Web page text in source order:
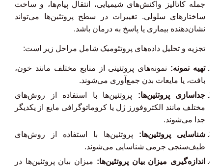
جمله کاتالیز واکنش‌های شیمیایی، انتقال پیام‌ها، و ساخت
ساختارهای سلولی. تغییرات در سطح پروتئین‌ها می‌تواند
نشان‌دهنده بیماری یا پاسخ به درمان باشد.
تجزیه و تحلیل داده‌های پروتئومیک شامل مراحل زیر است:
تهیه نمونه: نمونه‌های پروتئینی از منابع مختلف مانند خون،
بافت، یا مایعات بدن جمع‌آوری می‌شوند.
جداسازی پروتئین‌ها: پروتئین‌ها با استفاده از روش‌های
مختلف مانند الکتروفورز ژل یا کروماتوگرافی مایع از یکدیگر
جدا می‌شوند.
شناسایی پروتئین‌ها: پروتئین‌ها با استفاده از روش‌های
طیف‌سنجی جرمی شناسایی می‌شوند.
اندازه‌گیری میزان بیان پروتئین‌ها: میزان بیان پروتئین‌ها در